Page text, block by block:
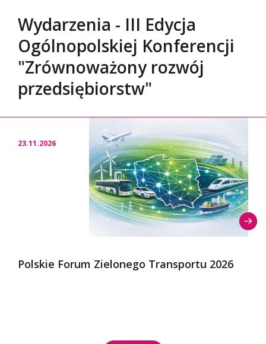
Wydarzenia - III Edycja
Ogólnopolskiej Konferencji
"Zrównoważony rozwój
przedsiębiorstw"
23.11.2026
Polskie Forum Zielonego Transportu 2026